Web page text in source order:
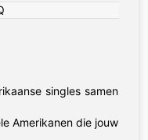
singles samen
Amerikanen die jouw